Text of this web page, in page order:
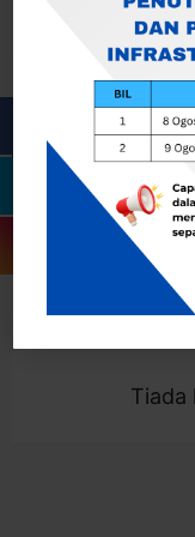
Showing 0
Tiada